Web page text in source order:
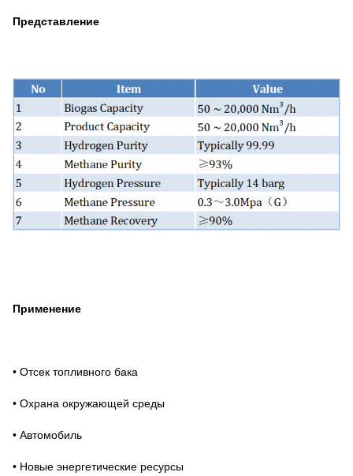
Представление
Применение
• Отсек топливного бака
• Охрана окружающей среды
• Автомобиль
• Новые энергетические ресурсы